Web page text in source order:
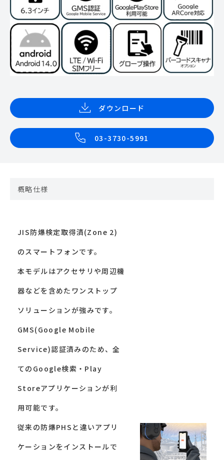
ダウンロード
03-3730-5991
概略仕様
JIS防爆検定取得済(Zone 2)
のスマートフォンです。
本モデルはアクセサリや周辺機
器などを含めたワンストップ
ソリューションが強みです。
GMS(Google Mobile
Service)認証済みのため、全
てのGoogle検索・Play
Storeアプリケーションが利
用可能です。
従来の防爆PHSと違いアプリ
ケーションをインストールで